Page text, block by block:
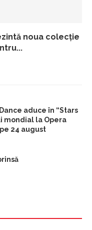
noua colecție
aduce în “Stars
mondial la Opera
24 august